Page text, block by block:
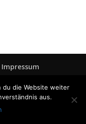
Impressum
du die Website weiter
aus.